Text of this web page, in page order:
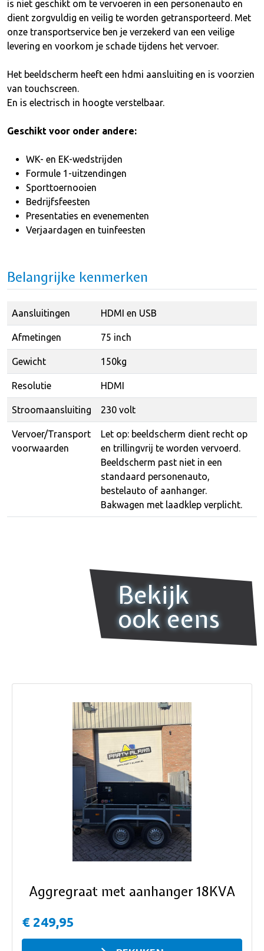
is niet geschikt om te vervoeren in een personenauto en
dient zorgvuldig en veilig te worden getransporteerd. Met
onze transportservice ben je verzekerd van een veilige
levering en voorkom je schade tijdens het vervoer.
Het beeldscherm heeft een hdmi aansluiting en is voorzien
van touchscreen.
En is electrisch in hoogte verstelbaar.
Geschikt voor onder andere:
WK- en EK-wedstrijden
Formule 1-uitzendingen
Sporttoernooien
Bedrijfsfeesten
Presentaties en evenementen
Verjaardagen en tuinfeesten
Belangrijke kenmerken
Aansluitingen HDMI en USB
Afmetingen 75 inch
Gewicht 150kg
Resolutie HDMI
Stroomaansluiting 230 volt
Vervoer/Transport
voorwaarden
Let op: beeldscherm dient recht op
en trillingvrij te worden vervoerd.
Beeldscherm past niet in een
standaard personenauto,
bestelauto of aanhanger.
Bakwagen met laadklep verplicht.
Bekijk
ook eens
Aggregraat met aanhanger 18KVA
€ 249,95